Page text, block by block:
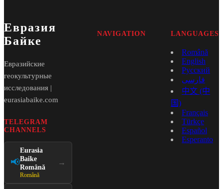
Евразия
Байке
Евразийские
геокультурные
исследования |
eurasiabaike.com
TELEGRAM
CHANNELS
📢
Eurasia
Baike
Română
Română
→
NAVIGATION LANGUAGES
Română
English
Русский
فارسی
中文 (中
国)
Français
Türkçe
Español
Esperanto